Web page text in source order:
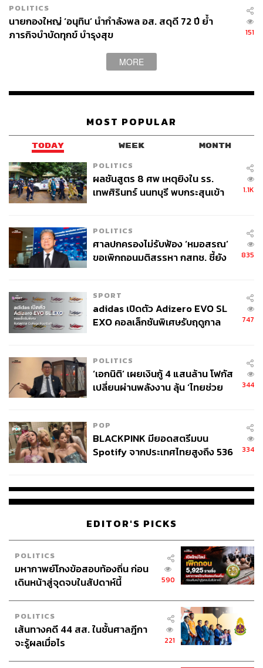
TAGS: พระบาทสมเด็จพระบรมชนกาธิเบศร มหาภูมิพลอดุลย
เดชมหาราช บรมนาถบพิตร
48
ABOUT THE AUTHOR
ฐานิส สุดโต
POLITICS
นายกองใหญ่ ‘อนุทิน’ นำกำลังพล อส. สดุดี 72 ปี ย้ำ
ภารกิจบำบัดทุกข์ บำรุงสุข
151
MORE
MOST POPULAR
TODAY WEEK MONTH
POLITICS
ผลชันสูตร 8 ศพ เหตุยิงใน รร.
เทพศิรินทร์ นนทบุรี พบกระสุนเข้า
1.1K
POLITICS
ศาลปกครองไม่รับฟ้อง ‘หมอสรณ’
ขอเพิกถอนมติสรรหา กสทช. ชี้ยัง
835
SPORT
adidas เปิดตัว Adizero EVO SL
EXO คอลเล็กชันพิเศษรับฤดูกาล
747
POLITICS
‘เอกนิติ’ เผยเงินกู้ 4 แสนล้าน โฟกัส
เปลี่ยนผ่านพลังงาน ลุ้น ‘ไทยช่วย
344
POP
BLACKPINK มียอดสตรีมบน
Spotify จากประเทศไทยสูงถึง 536
334
EDITOR'S PICKS
POLITICS
มหากาพย์โกงข้อสอบท้องถิ่น ก่อน
เดินหน้าสู่จุดจบในสัปดาห์นี้
590
POLITICS
เส้นทางคดี 44 สส. ในชั้นศาลฎีกา
จะรู้ผลเมื่อไร
221